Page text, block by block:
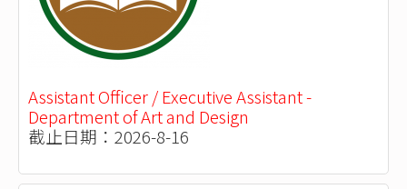
Assistant Officer / Executive Assistant -
Department of Art and Design
截止日期：2026-8-16